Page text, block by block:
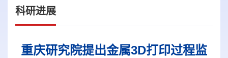
科研进展
重庆研究院提出金属3D打印过程监